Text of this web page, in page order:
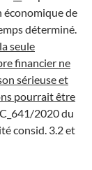
économique de
déterminé.
la seule
financier ne
sérieuse et
pourrait être
2020 du
consid. 3.2 et